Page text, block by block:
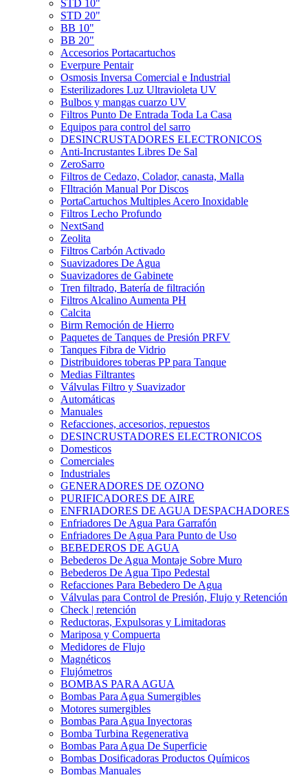
STD 10"
STD 20"
BB 10"
BB 20"
Accesorios Portacartuchos
Everpure Pentair
Osmosis Inversa Comercial e Industrial
Esterilizadores Luz Ultravioleta UV
Bulbos y mangas cuarzo UV
Filtros Punto De Entrada Toda La Casa
Equipos para control del sarro
DESINCRUSTADORES ELECTRONICOS
Anti-Incrustantes Libres De Sal
ZeroSarro
Filtros de Cedazo, Colador, canasta, Malla
FIltración Manual Por Discos
PortaCartuchos Multiples Acero Inoxidable
Filtros Lecho Profundo
NextSand
Zeolita
Filtros Carbón Activado
Suavizadores De Agua
Suavizadores de Gabinete
Tren filtrado, Batería de filtración
Filtros Alcalino Aumenta PH
Calcita
Birm Remoción de Hierro
Paquetes de Tanques de Presión PRFV
Tanques Fibra de Vidrio
Distribuidores toberas PP para Tanque
Medias Filtrantes
Válvulas Filtro y Suavizador
Automáticas
Manuales
Refacciones, accesorios, repuestos
DESINCRUSTADORES ELECTRONICOS
Domesticos
Comerciales
Industriales
GENERADORES DE OZONO
PURIFICADORES DE AIRE
ENFRIADORES DE AGUA DESPACHADORES
Enfriadores De Agua Para Garrafón
Enfriadores De Agua Para Punto de Uso
BEBEDEROS DE AGUA
Bebederos De Agua Montaje Sobre Muro
Bebederos De Agua Tipo Pedestal
Refacciones Para Bebedero De Agua
Válvulas para Control de Presión, Flujo y Retención
Check | retención
Reductoras, Expulsoras y Limitadoras
Mariposa y Compuerta
Medidores de Flujo
Magnéticos
Flujómetros
BOMBAS PARA AGUA
Bombas Para Agua Sumergibles
Motores sumergibles
Bombas Para Agua Inyectoras
Bomba Turbina Regenerativa
Bombas Para Agua De Superficie
Bombas Dosificadoras Productos Químicos
Bombas Manuales